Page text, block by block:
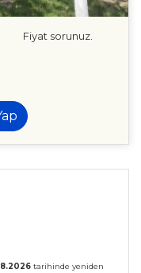
Fiyat sorunuz.
tarihinde yeniden